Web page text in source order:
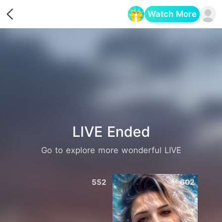
Watch More
LIVE Ended
Go to explore more wonderful LIVE
552 602